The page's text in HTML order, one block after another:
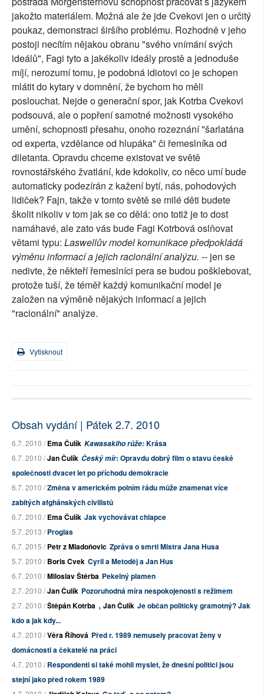
jakožto materiálem. Možná ale že jde Cvekovi jen o určitý
poukaz, demonstraci širšího problému. Rozhodně v jeho
postoji necítím nějakou obranu "svého vnímání svých
ideálů", Fagi tyto a jakékoliv ideály prostě a jednoduše
míjí, nerozumí tomu, je podobná idiotovi co je schopen
mlátit do kytary v domnění, že bychom ho měli
poslouchat. Nejde o generační spor, jak Kotrba Cvekovi
podsouvá, ale o popření samotné možnosti vysokého
umění, schopnosti přesahu, onoho rozeznání "šarlatána
od experta, vzdělance od hlupáka" či řemeslníka od
diletanta. Opravdu chceme existovat ve světě
rovnostářského žvatlání, kde kdokoliv, co něco umí bude
automaticky podezírán z kažení bytí, nás, pohodových
lidiček? Fajn, takže v tomto světě se milé děti budete
školit nikoliv v tom jak se co dělá: ono totiž je to dost
namáhavé, ale zato vás bude Fagi Kotrbová oslňovat
větami typu: Laswellův model komunikace předpokládá
výměnu informací a jejich racionální analýzu. -- jen se
nedivte, že někteří řemeslníci pera se budou pošklebovat,
protože tuší, že téměř každý komunikační model je
založen na výměně nějakých informací a jejich
"racionální" analýze.
Vytisknout
Obsah vydání | Pátek 2.7. 2010
6.7. 2010 /Ema Čulík Kawasakiho růže: Krása
6.7. 2010 /Jan Čulík Český mír: Opravdu dobrý film o stavu české
společnosti dvacet let po příchodu demokracie
6.7. 2010 /Změna v americkém polním řádu může znamenat více
zabitých afghánských civilistů
6.7. 2010 /Ema Čulík Jak vychovávat chlapce
5.7. 2013 /Proglas
6.7. 2015 /Petr z Mladoňovic Zpráva o smrti Mistra Jana Husa
5.7. 2010 /Boris Cvek Cyril a Metoděj a Jan Hus
6.7. 2010 /Miloslav Štěrba Pekelný plamen
2.7. 2010 /Jan Čulík Pozoruhodná míra nespokojenosti s režimem
2.7. 2010 /Štěpán Kotrba , Jan Čulík Je občan politicky gramotný? Jak
kdo a jak kdy...
4.7. 2010 /Věra Říhová Před r. 1989 nemusely pracovat ženy v
domácnosti a čekatelé na práci
4.7. 2010 /Respondenti si také mohli myslet, že dnešní politici jsou
stejní jako před rokem 1989